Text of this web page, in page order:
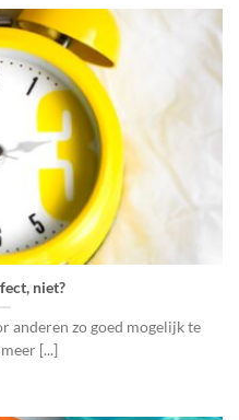
niet?
anderen zo goed mogelijk te
[...]